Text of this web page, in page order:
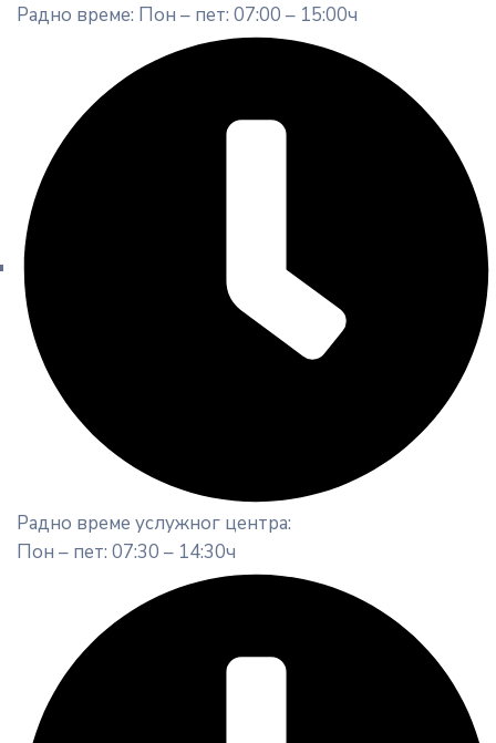
Радно време: Пон – пет: 07:00 – 15:00ч
Радно време услужног центра:
Пон – пет: 07:30 – 14:30ч